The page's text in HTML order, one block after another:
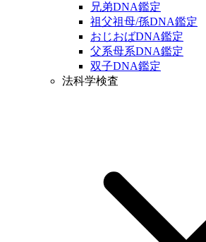
兄弟DNA鑑定
祖父祖母/孫DNA鑑定
おじおばDNA鑑定
父系母系DNA鑑定
双子DNA鑑定
法科学検査